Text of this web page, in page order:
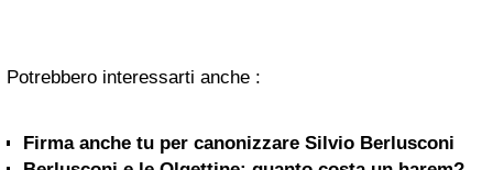
Potrebbero interessarti anche :
Firma anche tu per canonizzare Silvio Berlusconi